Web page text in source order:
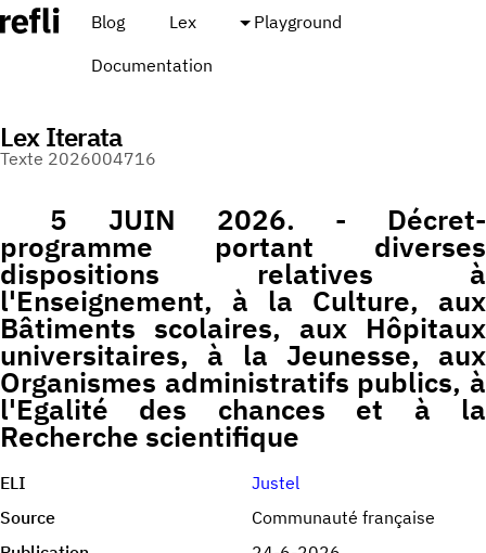
Blog Lex
Playground
Documentation
Lex Iterata
Texte 2026004716
5 JUIN 2026. - Décret-
programme portant diverses
dispositions relatives à
l'Enseignement, à la Culture, aux
Bâtiments scolaires, aux Hôpitaux
universitaires, à la Jeunesse, aux
Organismes administratifs publics, à
l'Egalité des chances et à la
Recherche scientifique
ELI
Justel
Source
Communauté française